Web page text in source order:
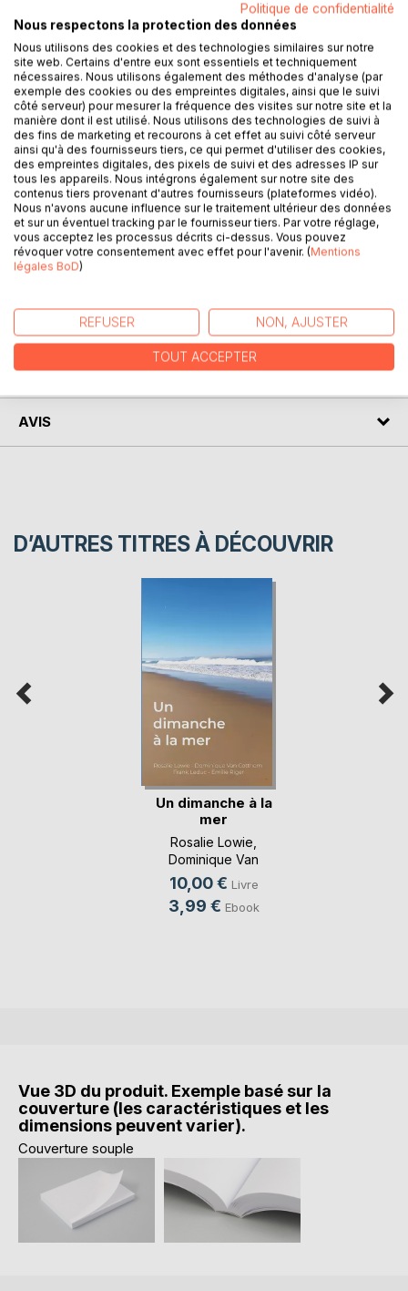
« Depuis les milliards d’années que l'homme est apparu sur
l’ancienne Terre, il a maintes fois failli disparaître. Les
conditions climatiques, ses imprudences vis à vis de la
nature, les épidémies, les guerres, toutes ces forces
destructrices et fatales pour lui, n’ont jamais réussi à en
venir à bout... »
« Un autre monde... » est une épopée d'anticipation
captivante où le devenir de l'homme, à travers une
émouvante histoire d'amour, est appréhendé avec un
réalisme certain...
Après ce voyage au cœur de l'univers, réussiront-ils à vivre
enfin leur bonheur, et à quel prix ?
AUTEUR(S)
CRITIQUES PRESSE
AVIS
D’AUTRES TITRES À DÉCOUVRIR
Un dimanche à la
mer
Rosalie Lowie
Dominique Van
Cotthem
10,00 € Livre
3,99 € Ebook
Vue 3D du produit. Exemple basé sur la
couverture (les caractéristiques et les
dimensions peuvent varier).
Couverture souple
Politique de confidentialité
Nous respectons la protection des données
Nous utilisons des cookies et des technologies similaires sur notre
site web. Certains d'entre eux sont essentiels et techniquement
nécessaires. Nous utilisons également des méthodes d'analyse (par
exemple des cookies ou des empreintes digitales, ainsi que le suivi
côté serveur) pour mesurer la fréquence des visites sur notre site et la
manière dont il est utilisé. Nous utilisons des technologies de suivi à
des fins de marketing et recourons à cet effet au suivi côté serveur
ainsi qu'à des fournisseurs tiers, ce qui permet d'utiliser des cookies,
des empreintes digitales, des pixels de suivi et des adresses IP sur
tous les appareils. Nous intégrons également sur notre site des
contenus tiers provenant d'autres fournisseurs (plateformes vidéo).
Nous n'avons aucune influence sur le traitement ultérieur des données
et sur un éventuel tracking par le fournisseur tiers. Par votre réglage,
vous acceptez les processus décrits ci-dessus. Vous pouvez
révoquer votre consentement avec effet pour l'avenir. (Mentions
légales BoD)
REFUSER NON, AJUSTER
TOUT ACCEPTER